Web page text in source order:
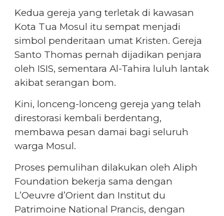
Kedua gereja yang terletak di kawasan
Kota Tua Mosul itu sempat menjadi
simbol penderitaan umat Kristen. Gereja
Santo Thomas pernah dijadikan penjara
oleh ISIS, sementara Al-Tahira luluh lantak
akibat serangan bom.
Kini, lonceng-lonceng gereja yang telah
direstorasi kembali berdentang,
membawa pesan damai bagi seluruh
warga Mosul.
Proses pemulihan dilakukan oleh Aliph
Foundation bekerja sama dengan
L’Oeuvre d’Orient dan Institut du
Patrimoine National Prancis, dengan